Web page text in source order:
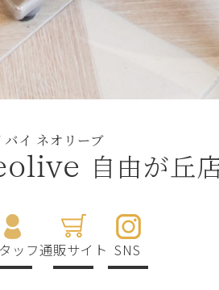
バイ ネオリーブ
自由が丘
ッフ通販サイト SNS